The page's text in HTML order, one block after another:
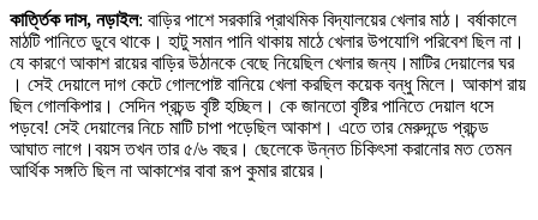
কার্ত্তিক দাস, নড়াইল: বাড়ির পাশে সরকারি প্রাথমিক বিদ্যালয়ের খেলার মাঠ। বর্ষাকালে
মাঠটি পানিতে ডুবে থাকে। হাটু সমান পানি থাকায় মাঠে খেলার উপযোগি পরিবেশ ছিল না।
যে কারণে আকাশ রায়ের বাড়ির উঠানকে বেছে নিয়েছিল খেলার জন্য।মাটির দেয়ালের ঘর
। সেই দেয়ালে দাগ কেটে গোলপোষ্ট বানিয়ে খেলা করছিল কয়েক বন্ধু মিলে। আকাশ রায়
ছিল গোলকিপার। সেদিন প্রচন্ড বৃষ্টি হচ্ছিল। কে জানতো বৃষ্টির পানিতে দেয়াল ধসে
পড়বে! সেই দেয়ালের নিচে মাটি চাপা পড়েছিল আকাশ। এতে তার মেরুদন্ডে প্রচন্ড
আঘাত লাগে।বয়স তখন তার ৫/৬ বছর। ছেলেকে উন্নত চিকিৎসা করানোর মত তেমন
আর্থিক সঙ্গতি ছিল না আকাশের বাবা রূপ কুমার রায়ের।